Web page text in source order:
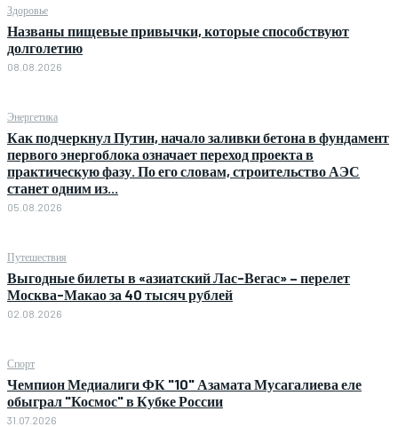
Здоровье
Названы пищевые привычки, которые способствуют
долголетию
08.08.2026
Энергетика
Как подчеркнул Путин, начало заливки бетона в фундамент
первого энергоблока означает переход проекта в
практическую фазу. По его словам, строительство АЭС
станет одним из...
05.08.2026
Путешествия
Выгодные билеты в «азиатский Лас-Вегас» – перелет
Москва-Макао за 40 тысяч рублей
02.08.2026
Спорт
Чемпион Медиалиги ФК "10" Азамата Мусагалиева еле
обыграл "Космос" в Кубке России
31.07.2026